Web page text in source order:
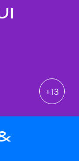
+13